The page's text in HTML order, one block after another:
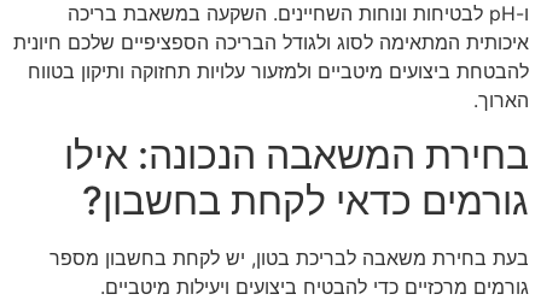
ו-pH לבטיחות ונוחות השחיינים. השקעה במשאבת בריכה
איכותית המתאימה לסוג ולגודל הבריכה הספציפיים שלכם חיונית
להבטחת ביצועים מיטביים ולמזעור עלויות תחזוקה ותיקון בטווח
הארוך.
בחירת המשאבה הנכונה: אילו
גורמים כדאי לקחת בחשבון?
בעת בחירת משאבה לבריכת בטון, יש לקחת בחשבון מספר
גורמים מרכזיים כדי להבטיח ביצועים ויעילות מיטביים.